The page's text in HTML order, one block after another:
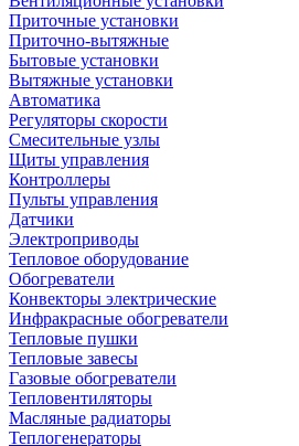
Приточные установки
Приточно-вытяжные
Бытовые установки
Вытяжные установки
Автоматика
Регуляторы скорости
Смесительные узлы
Щиты управления
Контроллеры
Пульты управления
Датчики
Электроприводы
Тепловое оборудование
Обогреватели
Конвекторы электрические
Инфракрасные обогреватели
Тепловые пушки
Тепловые завесы
Газовые обогреватели
Тепловентиляторы
Масляные радиаторы
Теплогенераторы